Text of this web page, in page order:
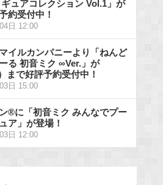
ュアコレクション Vol.1」が
約受付中！
日 12:00
イルカンパニーより「ねんど
る 初音ミク ∞Ver.」が
まで好評予約受付中！
日 15:00
®に「初音ミク みんなでプー
ア」が登場！
日 12:00